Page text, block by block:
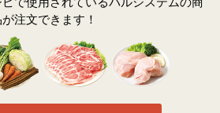
注文できます！